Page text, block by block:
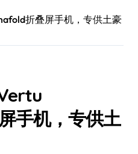
折叠屏手机，专供土豪
手机，专供土